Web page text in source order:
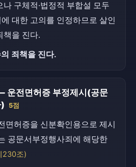
나 구체적·법정적 부합설 모두
대한 고의를 인정하므로 살인
책을 진다.
죄책을 진다.
운전면허증 부정제시(공문
5점
면허증을 신분확인용으로 제시
공문서부정행사죄에 해당한
230조)